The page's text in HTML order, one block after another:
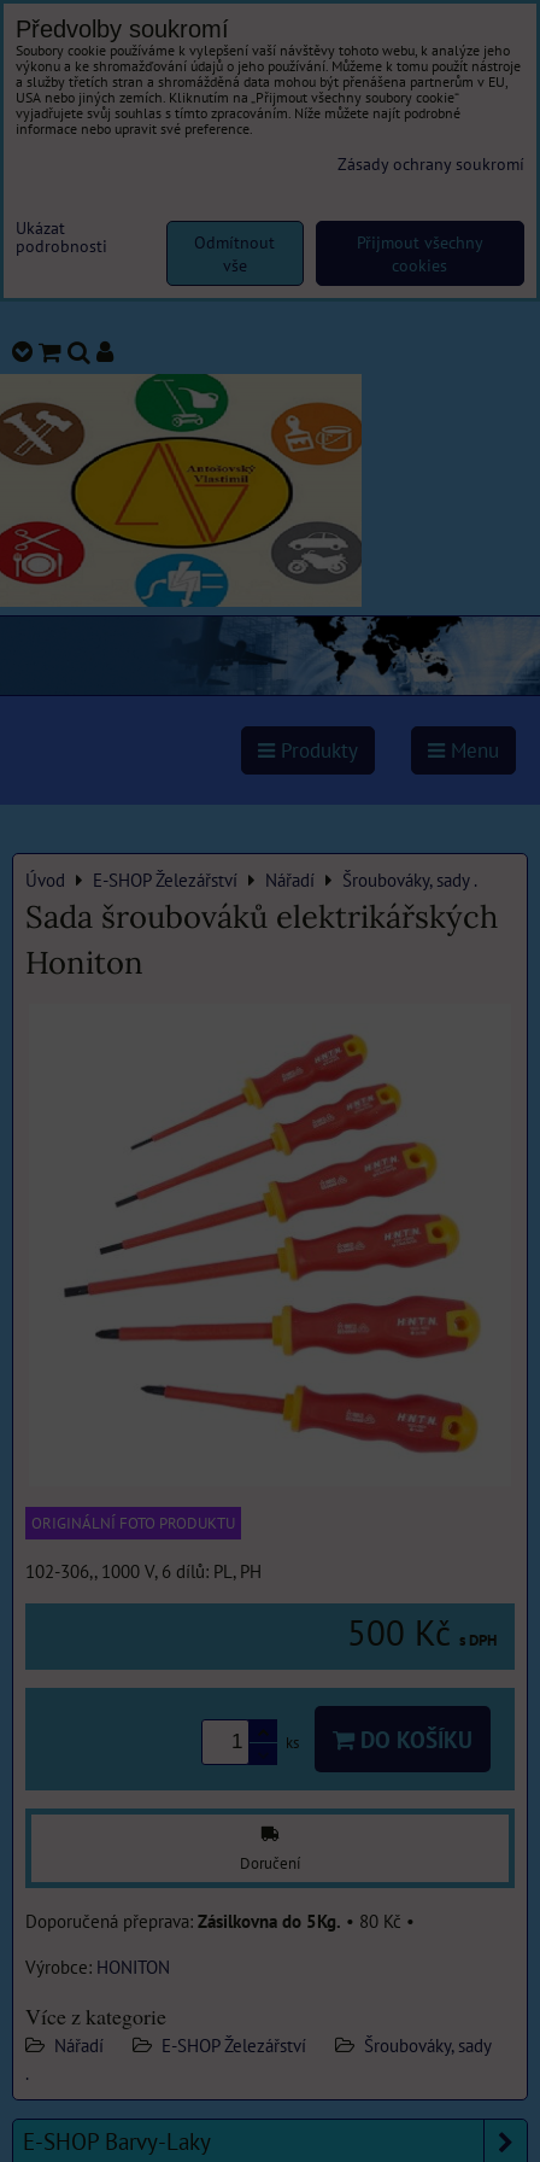
Produkty Menu
Úvod E-SHOP Železářství Nářadí Šroubováky, sady .
Sada šroubováků elektrikářských
Honiton
ORIGINÁLNÍ FOTO PRODUKTU
102-306,, 1000 V, 6 dílů: PL, PH
500 Kč s DPH
ks DO KOŠÍKU
Doručení
Zásilkovna do 5Kg. • 80 Kč •
Výrobce: HONITON
Více z kategorie
Nářadí E-SHOP Železářství
Šroubováky, sady
.
E-SHOP Barvy-Laky
Předvolby soukromí
Soubory cookie používáme k vylepšení vaší návštěvy tohoto webu, k analýze jeho
výkonu a ke shromažďování údajů o jeho používání. Můžeme k tomu použít nástroje
a služby třetích stran a shromážděná data mohou být přenášena partnerům v EU,
USA nebo jiných zemích. Kliknutím na „Přijmout všechny soubory cookie“
vyjadřujete svůj souhlas s tímto zpracováním. Níže můžete najít podrobné
informace nebo upravit své preference.
Zásady ochrany soukromí
Ukázat
podrobnosti
Přijmout všechny
cookies
Odmítnout
vše